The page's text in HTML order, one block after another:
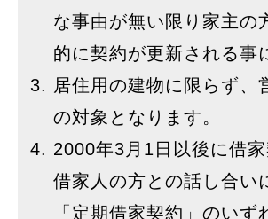
な事由が無い限り家主の
的に契約が更新される事
居住用の建物に限らず、
の対象となります。
2000年3月1日以後に借
借家人の方との話し合い
「定期借家契約」のい